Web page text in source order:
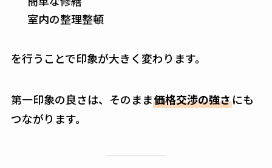
室内の整理整頓
を行うことで印象が大きく変わります。
第一印象の良さは、そのまま価格交渉の強さにも
つながります。